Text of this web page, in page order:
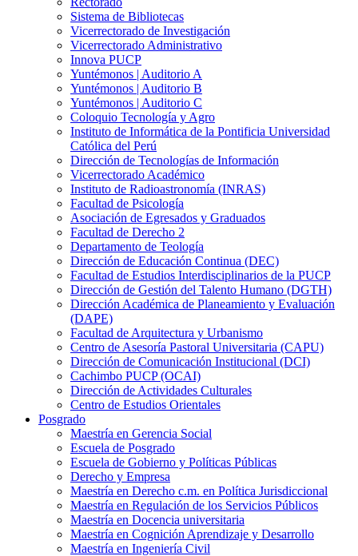
Sistema de Bibliotecas
Vicerrectorado de Investigación
Vicerrectorado Administrativo
Innova PUCP
Yuntémonos | Auditorio A
Yuntémonos | Auditorio B
Yuntémonos | Auditorio C
Coloquio Tecnología y Agro
Instituto de Informática de la Pontificia Universidad
Católica del Perú
Dirección de Tecnologías de Información
Vicerrectorado Académico
Instituto de Radioastronomía (INRAS)
Facultad de Psicología
Asociación de Egresados y Graduados
Facultad de Derecho 2
Departamento de Teología
Dirección de Educación Continua (DEC)
Facultad de Estudios Interdisciplinarios de la PUCP
Dirección de Gestión del Talento Humano (DGTH)
Dirección Académica de Planeamiento y Evaluación
(DAPE)
Facultad de Arquitectura y Urbanismo
Centro de Asesoría Pastoral Universitaria (CAPU)
Dirección de Comunicación Institucional (DCI)
Cachimbo PUCP (OCAI)
Dirección de Actividades Culturales
Centro de Estudios Orientales
Posgrado
Maestría en Gerencia Social
Escuela de Posgrado
Escuela de Gobierno y Políticas Públicas
Derecho y Empresa
Maestría en Derecho c.m. en Política Jurisdiccional
Maestría en Regulación de los Servicios Públicos
Maestría en Docencia universitaria
Maestría en Cognición Aprendizaje y Desarrollo
Maestría en Ingeniería Civil